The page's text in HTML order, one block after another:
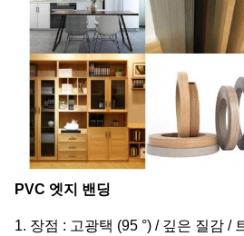
PVC 엣지 밴딩
1. 장점 : 고광택 (95 °) / 깊은 질감 /